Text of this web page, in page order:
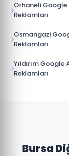
Orhaneli Google
Reklamları
Osmangazi
Reklamları
Yıldırım Google
Reklamları
Bursa